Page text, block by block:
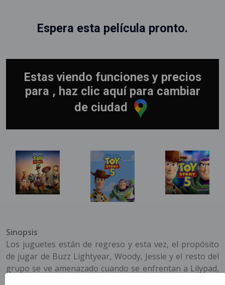
Sinopsis
Los juguetes están de regreso y esta vez, el propósito
de jugar de Buzz Lightyear, Woody, Jessie y el resto del
grupo se ve amenazado cuando se enfrentan a Lilypad,
Espera esta película pronto.
Estas viendo funciones y precios
para , haz clic aquí para cambiar
de ciudad